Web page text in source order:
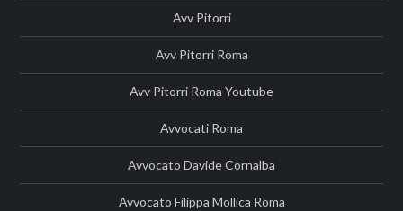
Avv Pitorri
Avv Pitorri Roma
Avv Pitorri Roma Youtube
Avvocati Roma
Avvocato Davide Cornalba
Avvocato Filippa Mollica Roma